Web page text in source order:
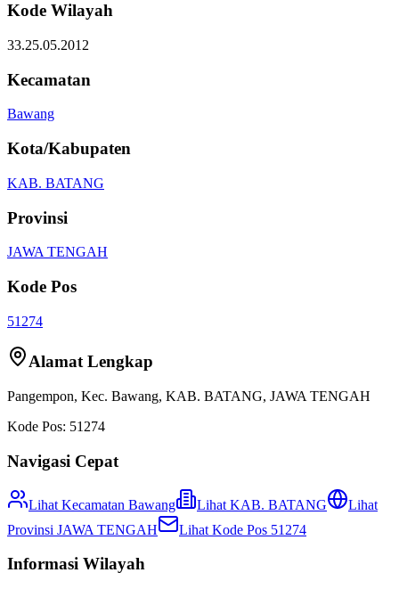
Kode Wilayah
33.25.05.2012
Kecamatan
Bawang
Kota/Kabupaten
KAB. BATANG
Provinsi
JAWA TENGAH
Kode Pos
51274
Alamat Lengkap
Pangempon, Kec. Bawang, KAB. BATANG, JAWA TENGAH
Kode Pos: 51274
Navigasi Cepat
Lihat Kecamatan Bawang Lihat KAB. BATANG
Lihat
Provinsi JAWA TENGAH Lihat Kode Pos 51274
Informasi Wilayah